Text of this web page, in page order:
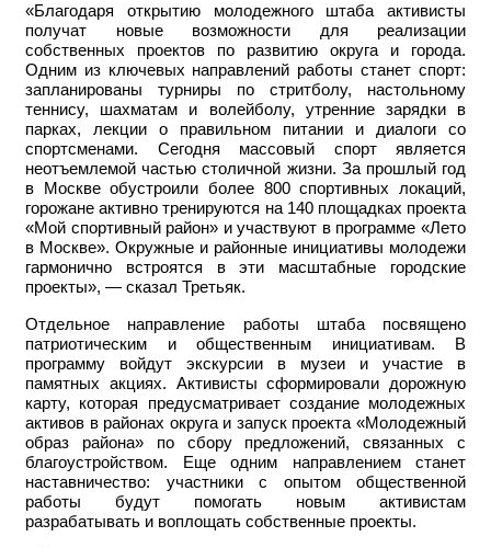
«Благодаря открытию молодежного штаба активисты
получат новые возможности для реализации
собственных проектов по развитию округа и города.
Одним из ключевых направлений работы станет спорт:
запланированы турниры по стритболу, настольному
теннису, шахматам и волейболу, утренние зарядки в
парках, лекции о правильном питании и диалоги со
спортсменами. Сегодня массовый спорт является
неотъемлемой частью столичной жизни. За прошлый год
в Москве обустроили более 800 спортивных локаций,
горожане активно тренируются на 140 площадках проекта
«Мой спортивный район» и участвуют в программе «Лето
в Москве». Окружные и районные инициативы молодежи
гармонично встроятся в эти масштабные городские
проекты», — сказал Третьяк.
Отдельное направление работы штаба посвящено
патриотическим и общественным инициативам. В
программу войдут экскурсии в музеи и участие в
памятных акциях. Активисты сформировали дорожную
карту, которая предусматривает создание молодежных
активов в районах округа и запуск проекта «Молодежный
образ района» по сбору предложений, связанных с
благоустройством. Еще одним направлением станет
наставничество: участники с опытом общественной
работы будут помогать новым активистам
разрабатывать и воплощать собственные проекты.